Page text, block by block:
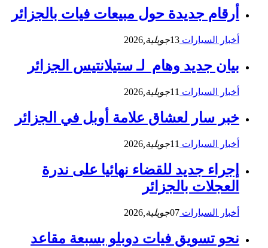
أرقام جديدة حول مبيعات فيات بالجزائر
أخبار السيارات 13جويلية, 2026
بيان جديد وهام لـ ستيلانتيس الجزائر
أخبار السيارات 11جويلية, 2026
خبر سار لعشاق علامة أوبل في الجزائر
أخبار السيارات 11جويلية, 2026
إجراء جديد للقضاء نهائيا على ندرة
العجلات بالجزائر
أخبار السيارات 07جويلية, 2026
نحو تسويق فيات دوبلو بسبعة مقاعد